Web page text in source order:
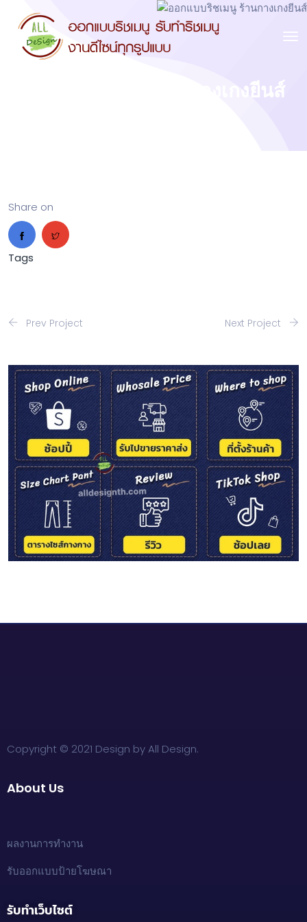
ออกแบบริชเมนู ร้านกางเกงยีนส์
Share on
Tags
Prev Project Next Project
Copyright © 2021 Design by All Design.
About Us
ผลงานการทำงาน
รับออกแบบป้ายโฆษณา
รับทำเว็บไซต์